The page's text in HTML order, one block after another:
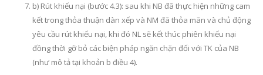
b) Rút khiếu nại (bước 4.3): sau khi NB đã thực hiện những cam
kết trong thỏa thuận dàn xếp và NM đã thỏa mãn và chủ động
yêu cầu rút khiếu nại, khi đó NL sẽ kết thúc phiên khiếu nại
đồng thời gỡ bỏ các biện pháp ngăn chặn đối với TK của NB
(như mô tả tại khoản b điều 4).